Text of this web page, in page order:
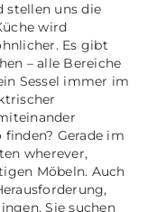
stellen uns die
wird
Es gibt
– alle Bereiche
Sessel immer im
Gerade im
wherever,
Möbeln. Auch
Sie suchen